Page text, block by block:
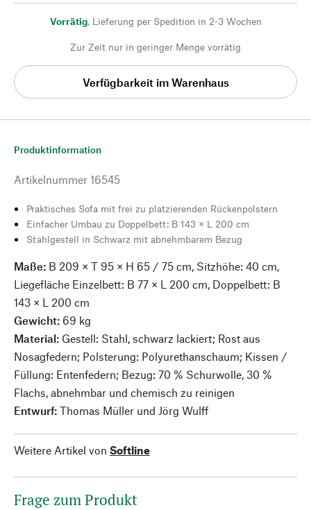
Vorrätig, Lieferung per Spedition in 2-3 Wochen
Zur Zeit nur in geringer Menge vorrätig
Verfügbarkeit im Warenhaus
Produktinformation
Artikelnummer 16545
Praktisches Sofa mit frei zu platzierenden Rückenpolstern
Einfacher Umbau zu Doppelbett: B 143 × L 200 cm
Stahlgestell in Schwarz mit abnehmbarem Bezug
Maße: B 209 × T 95 × H 65 / 75 cm, Sitzhöhe: 40 cm,
Liegefläche Einzelbett: B 77 × L 200 cm, Doppelbett: B
143 × L 200 cm
Gewicht: 69 kg
Material: Gestell: Stahl, schwarz lackiert; Rost aus
Nosagfedern; Polsterung: Polyurethanschaum; Kissen /
Füllung: Entenfedern; Bezug: 70 % Schurwolle, 30 %
Flachs, abnehmbar und chemisch zu reinigen
Entwurf: Thomas Müller und Jörg Wulff
Weitere Artikel von Softline
Frage zum Produkt